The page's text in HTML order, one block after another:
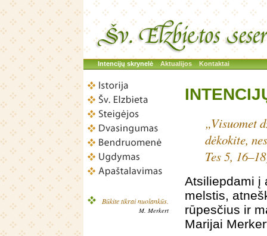
Intencijų skrynelė Aktualijos Kontaktai
Būkite tikrai nuolankūs.
M. Merkert
„Visuomet
dėkokite,
Tes 5,
Atsiliepdami į
melstis,
rūpesčius ir
Marijai